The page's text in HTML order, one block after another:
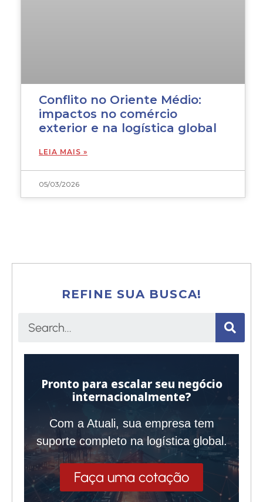
Conflito no Oriente Médio:
impactos no comércio
exterior e na logística global
LEIA MAIS »
05/03/2026
REFINE SUA BUSCA!
Pronto para escalar seu negócio
internacionalmente?
Com a Atuali, sua empresa tem
suporte completo na logística global.
Faça uma cotação